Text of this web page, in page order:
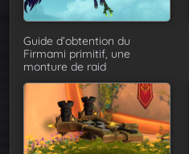
Guide d’obtention du
Firmami primitif, une
monture de raid